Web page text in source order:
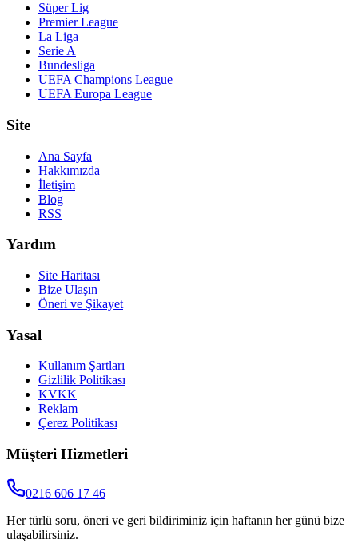
Süper Lig
Premier League
La Liga
Serie A
Bundesliga
UEFA Champions League
UEFA Europa League
Site
Ana Sayfa
Hakkımızda
İletişim
Blog
RSS
Yardım
Site Haritası
Bize Ulaşın
Öneri ve Şikayet
Yasal
Kullanım Şartları
Gizlilik Politikası
KVKK
Reklam
Çerez Politikası
Müşteri Hizmetleri
0216 606 17 46
Her türlü soru, öneri ve geri bildiriminiz için haftanın her günü bize
ulaşabilirsiniz.